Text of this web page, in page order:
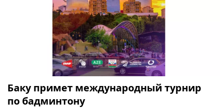
Баку примет международный турнир
по бадминтону